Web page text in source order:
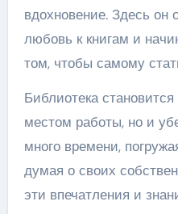
вдохновение. Здесь он
любовь к книгам и
том, чтобы самому
Библиотека
местом работы, но и
много времени,
думая о своих
эти впечатления и